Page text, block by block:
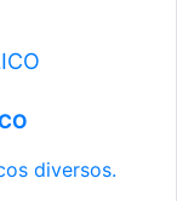
diversos.